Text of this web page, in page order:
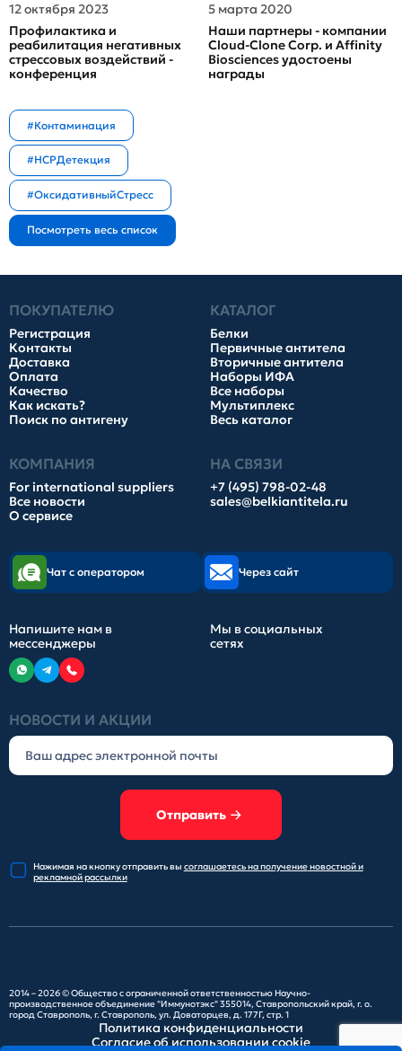
12 октября 2023
Профилактика и
реабилитация негативных
стрессовых воздействий -
конференция
5 марта 2020
Наши партнеры - компании
Cloud-Clone Corp. и Affinity
Biosciences удостоены
награды
#Контаминация
#HCPДетекция
#ОксидативныйСтресс
ПОКУПАТЕЛЮ
Регистрация
Контакты
Доставка
Оплата
Качество
Как искать?
Поиск по антигену
КАТАЛОГ
Белки
Первичные антитела
Вторичные антитела
Наборы ИФА
Все наборы
Мультиплекс
Весь каталог
КОМПАНИЯ
For international suppliers
Все новости
О сервисе
НА СВЯЗИ
+7 (495) 798-02-48
sales@belkiantitela.ru
НОВОСТИ И АКЦИИ
Отправить
Нажимая на кнопку отправитьвы соглашаетесь на получениеновостной и
рекламной рассылки
Чат с оператором Через сайт
Напишите нам в
мессенджеры
Мы в социальных
сетях
2014 – 2026 ©Общество с ограниченной ответственностью Научно-
производственное объединение "Иммунотэкс"355014, Ставропольский край, г. о.
город Ставрополь, г. Ставрополь, ул. Доваторцев, д. 177Г, стр. 1
Политика конфиденциальности
Согласие об использовании cookie